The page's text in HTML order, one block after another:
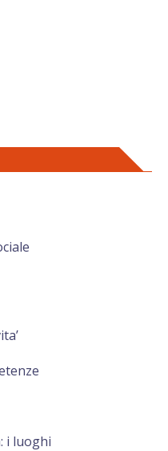
i luoghi